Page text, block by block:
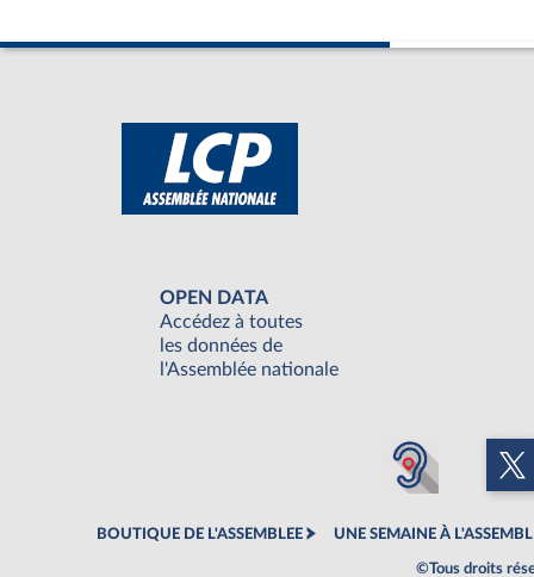
OPEN DATA
Accédez à toutes
les données de
l'Assemblée nationale
BOUTIQUE DE L'ASSEMBLEE UNE SEMAINE À
©Tous droits